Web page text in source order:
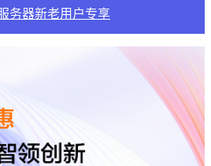
务器新老用户专享